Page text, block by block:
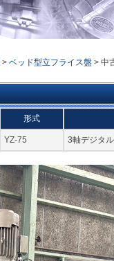
> ベッド型立フライス盤 > 中
形式
YZ-75 3軸デジタ